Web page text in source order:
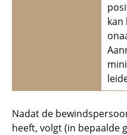
kan
Nadat de
heeft, volgt (in bepaalde